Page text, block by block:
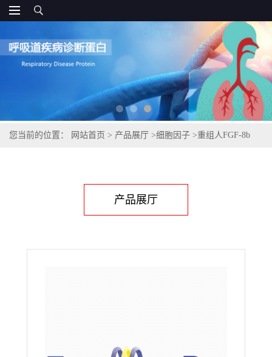
您当前的位置： 网站首页 > 产品展厅 >细胞因子 >重组人FGF-8b
产品展厅